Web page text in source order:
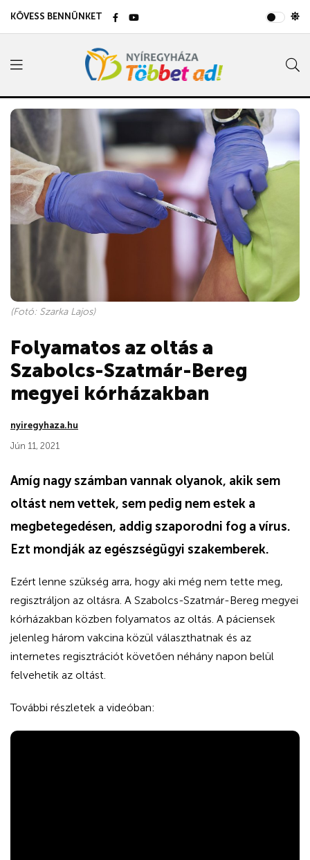
KÖVESS BENNÜNKET
(Fotó: Szarka Lajos)
Folyamatos az oltás a
Szabolcs-Szatmár-Bereg
megyei kórházakban
nyiregyhaza.hu
Jún 11, 2021
Amíg nagy számban vannak olyanok, akik sem
oltást nem vettek, sem pedig nem estek a
megbetegedésen, addig szaporodni fog a vírus.
Ezt mondják az egészségügyi szakemberek.
Ezért lenne szükség arra, hogy aki még nem tette meg,
regisztráljon az oltásra. A Szabolcs-Szatmár-Bereg megyei
kórházakban közben folyamatos az oltás. A páciensek
jelenleg három vakcina közül választhatnak és az
internetes regisztrációt követően néhány napon belül
felvehetik az oltást.
További részletek a videóban: